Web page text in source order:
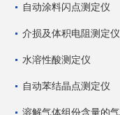
自动涂料闪点测定仪
介损及体积电阻测定仪
水溶性酸测定仪
自动苯结晶点测定仪